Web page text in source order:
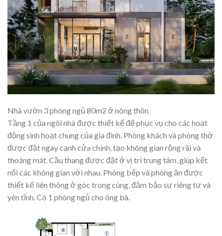
Nhà vườn 3 phòng ngủ 80m2 ở nông thôn
Tầng 1 của ngôi nhà được thiết kế để phục vụ cho các hoạt
động sinh hoạt chung của gia đình. Phòng khách và phòng thờ
được đặt ngay cạnh cửa chính, tạo không gian rộng rãi và
thoáng mát. Cầu thang được đặt ở vị trí trung tâm, giúp kết
nối các không gian với nhau. Phòng bếp và phòng ăn được
thiết kế liên thông ở góc trong cùng, đảm bảo sự riêng tư và
yên tĩnh. Có 1 phòng ngủ cho ông bà.